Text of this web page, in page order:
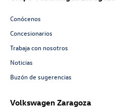
Conócenos
Concesionarios
Trabaja con nosotros
Noticias
Buzón de sugerencias
Volkswagen Zaragoza